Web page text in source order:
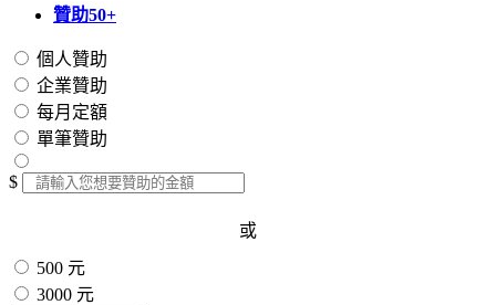
贊助50+
個人贊助
企業贊助
每月定額
單筆贊助
$
或
500 元
3000 元